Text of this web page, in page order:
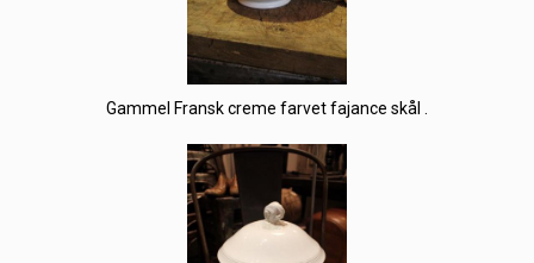
Gammel Fransk creme farvet fajance skål .